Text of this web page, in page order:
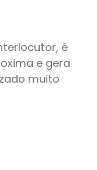
é
e gera
muito